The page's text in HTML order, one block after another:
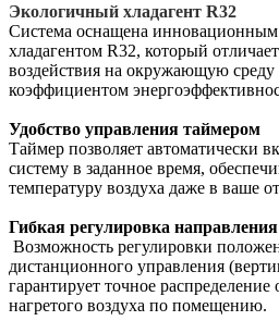
Экологичный хладагент R32
Система оснащена инновационным
хладагентом R32, который
воздействия на окружающую
коэффициентом
Удобство управления таймером
Таймер позволяет автоматически
систему в заданное время,
температуру воздуха даже в ваше
Гибкая регулировка
Возможность регулировки
дистанционного управления
гарантирует точное
нагретого воздуха по помещению.